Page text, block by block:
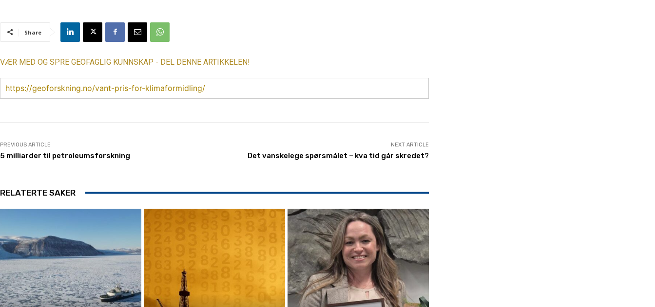
Share
VÆR MED OG SPRE GEOFAGLIG KUNNSKAP - DEL DENNE ARTIKKELEN!
https://geoforskning.no/vant-pris-for-klimaformidling/
PREVIOUS ARTICLE
5 milliarder til petroleumsforskning
NEXT ARTICLE
Det vanskelege spørsmålet – kva tid går skredet?
RELATERTE SAKER